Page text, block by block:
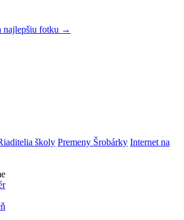
najlepšiu fotku →
školy Premeny Šrobárky Internet na